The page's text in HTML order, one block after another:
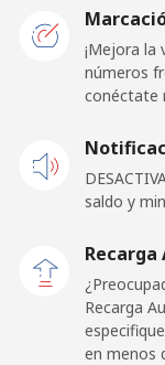
Togo
Línea fija
Tokelau
country
Tonga
¡Mejora la
números
conéctate
saldo y
Recarga
en menos